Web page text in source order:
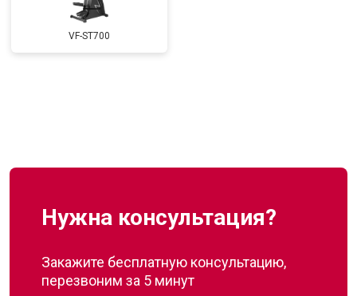
VF-ST700
Нужна консультация?
Закажите бесплатную консультацию,
перезвоним за 5 минут